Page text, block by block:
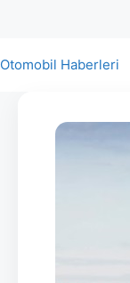
Otomobil Haberleri